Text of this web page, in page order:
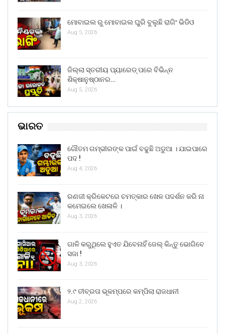
ମୋବାଇଲ ରୁ ମୋବାଇଲ ଘୁରି ବୁଲୁଛି ରାଗିଂ ଭିଡିଓ
Aug 5, 2026
ଜିଲ୍ଲା ସ୍ତରୀୟ ପ୍ୟାରେଡ୍ ପରେ ବିଭିନ୍ନ
ଶିକ୍ଷାନୁଷ୍ଠାନର…
Aug 5, 2026
ଭାରତ
ଗୌତମ ଗମ୍ଭୀରଙ୍କ ପାଇଁ ବଢୁଛି ଅଡୁଆ । ଯାଇପାରେ
ପଦ !
Aug 4, 2026
ରଣଜୀ କ୍ରିକେଟରେ ଚମତ୍କାର ଖେଳ ପଦର୍ଶନ କରି ନା
କମେଇଲେ ଖେଳାଳି ।
Aug 3, 2026
ଗାଳି କରୁଥିଲେ ହୁଏତ ଯିବେନାହିଁ ଜେଲ୍ କିନ୍ତୁ ଭୋଗିବେ
ସଜା !
Aug 3, 2026
୨.୯ ତୀବ୍ରତା ଭୂକମ୍ପରେ କମ୍ପିଲା ରାଜଧାନୀ
Aug 2, 2026